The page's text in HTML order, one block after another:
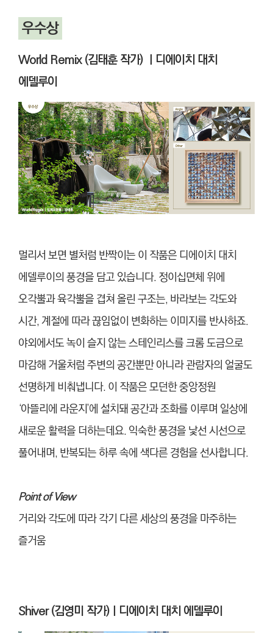
우수상
World Remix (김태훈 작가) ㅣ 디에이치 대치
에델루이
멀리서 보면 별처럼 반짝이는 이 작품은 디에이치 대치
에델루이의 풍경을 담고 있습니다. 정이십면체 위에
오각뿔과 육각뿔을 겹쳐 올린 구조는, 바라보는 각도와
시간, 계절에 따라 끊임없이 변화하는 이미지를 반사하죠.
야외에서도 녹이 슬지 않는 스테인리스를 크롬 도금으로
마감해 거울처럼 주변의 공간뿐만 아니라 관람자의 얼굴도
선명하게 비춰냅니다. 이 작품은 모던한 중앙정원
‘아뜰리에 라운지’에 설치돼 공간과 조화를 이루며 일상에
새로운 활력을 더하는데요. 익숙한 풍경을 낯선 시선으로
풀어내며, 반복되는 하루 속에 색다른 경험을 선사합니다.
Point of View
거리와 각도에 따라 각기 다른 세상의 풍경을 마주하는
즐거움
Shiver (김영미 작가)ㅣ디에이치 대치 에델루이